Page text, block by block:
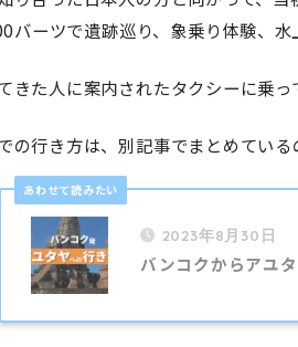
バーツで遺跡巡り、象乗り体験、水
きた人に案内されたタクシーに乗っ
の行き方は、別記事でまとめてい
2023年8月30日
バンコクからアユ